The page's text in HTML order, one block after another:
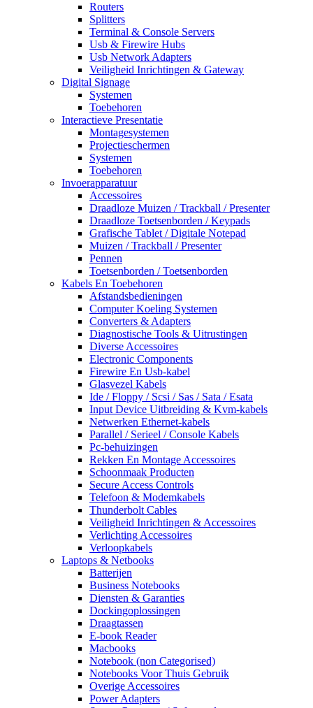
Routers
Splitters
Terminal & Console Servers
Usb & Firewire Hubs
Usb Network Adapters
Veiligheid Inrichtingen & Gateway
Digital Signage
Systemen
Toebehoren
Interactieve Presentatie
Montagesystemen
Projectieschermen
Systemen
Toebehoren
Invoerapparatuur
Accessoires
Draadloze Muizen / Trackball / Presenter
Draadloze Toetsenborden / Keypads
Grafische Tablet / Digitale Notepad
Muizen / Trackball / Presenter
Pennen
Toetsenborden / Toetsenborden
Kabels En Toebehoren
Afstandsbedieningen
Computer Koeling Systemen
Converters & Adapters
Diagnostische Tools & Uitrustingen
Diverse Accessoires
Electronic Components
Firewire En Usb-kabel
Glasvezel Kabels
Ide / Floppy / Scsi / Sas / Sata / Esata
Input Device Uitbreiding & Kvm-kabels
Netwerken Ethernet-kabels
Parallel / Serieel / Console Kabels
Pc-behuizingen
Rekken En Montage Accessoires
Schoonmaak Producten
Secure Access Controls
Telefoon & Modemkabels
Thunderbolt Cables
Veiligheid Inrichtingen & Accessoires
Verlichting Accessoires
Verloopkabels
Laptops & Netbooks
Batterijen
Business Notebooks
Diensten & Garanties
Dockingoplossingen
Draagtassen
E-book Reader
Macbooks
Notebook (non Categorised)
Notebooks Voor Thuis Gebruik
Overige Accessoires
Power Adapters